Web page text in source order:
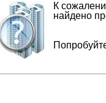
К
найдено